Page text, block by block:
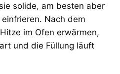
solide, am besten aber
Nach dem
im Ofen erwärmen,
und die Füllung läuft